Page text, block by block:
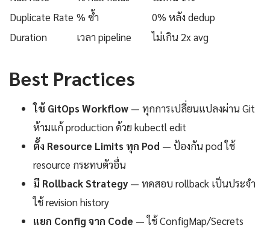
Duplicate Rate % ซ้ำ
0% หลัง dedup
Duration
เวลา pipeline ไม่เกิน 2x avg
Best Practices
ใช้ GitOps Workflow — ทุกการเปลี่ยนแปลงผ่าน Git
ห้ามแก้ production ด้วย kubectl edit
ตั้ง Resource Limits ทุก Pod — ป้องกัน pod ใช้
resource กระทบตัวอื่น
มี Rollback Strategy — ทดสอบ rollback เป็นประจำ
ใช้ revision history
แยก Config จาก Code — ใช้ ConfigMap/Secrets